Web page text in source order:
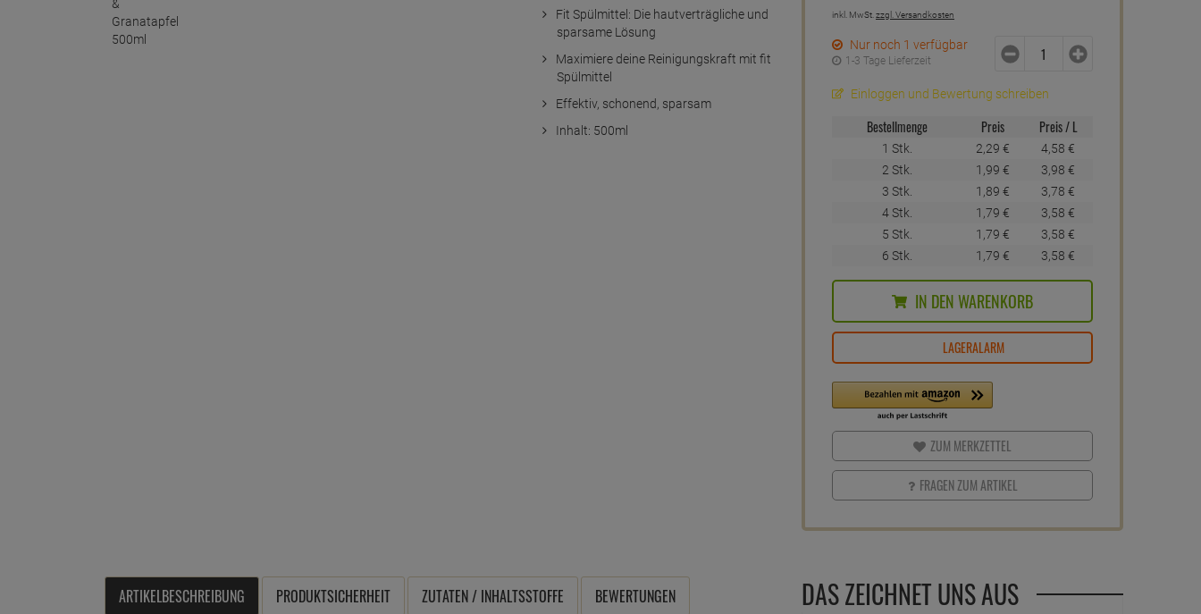
Fit Spülmittel: Die hautverträgliche und
sparsame Lösung
Maximiere deine Reinigungskraft mit fit
Spülmittel
Effektiv, schonend, sparsam
Inhalt: 500ml
inkl. MwSt. zzgl. Versandkosten
Nur noch 1 verfügbar
1-3 Tage Lieferzeit
Einloggen und Bewertung schreiben
Bestellmenge Preis Preis / L
1 Stk. 2, 29 € 4, 58 €
2 Stk.
1, 99 € 3, 98 €
3 Stk.
1, 89 € 3, 78 €
4 Stk.
1, 79 € 3, 58 €
5 Stk.
1, 79 € 3, 58 €
6 Stk.
1, 79 € 3, 58 €
IN DEN WARENKORB
LAGERALARM
ZUM MERKZETTEL
FRAGEN ZUM ARTIKEL
DAS ZEICHNET UNS AUS
ARTIKELBESCHREIBUNG PRODUKTSICHERHEIT ZUTATEN / INHALTSSTOFFE BEWERTUNGEN